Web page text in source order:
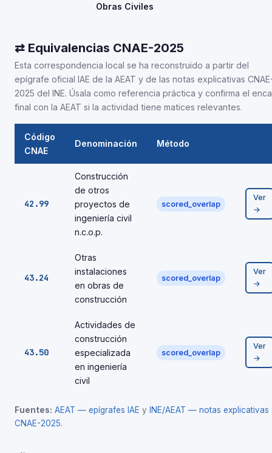
Obras Civiles
⇄ Equivalencias CNAE-2025
Esta correspondencia local se ha reconstruido a partir del
epígrafe oficial IAE de la AEAT y de las notas explicativas
2025 del INE. Úsala como referencia práctica y confirma el
final con la AEAT si la actividad tiene matices relevantes.
Código
CNAE
Denominación Método
42.99
Construcción
de otros
proyectos de
ingeniería civil
n.c.o.p.
scored_overlap
Ver
→
43.24
Otras
instalaciones
en obras de
construcción
scored_overlap
Ver
→
43.50
Actividades de
construcción
especializada
en ingeniería
civil
scored_overlap
Ver
→
Fuentes: AEAT — epígrafes IAE y
INE/AEAT — notas explicativas
CNAE-2025.